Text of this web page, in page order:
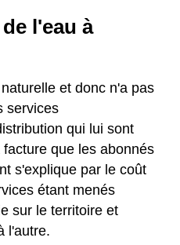
l'eau à
et donc n'a pas
services
qui lui sont
que les abonnés
s'explique par le coût
étant menés
sur le territoire et
l'autre.